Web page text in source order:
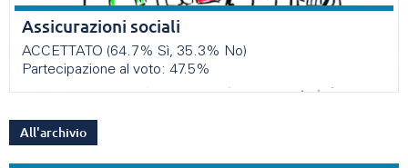
Assicurazioni sociali
ACCETTATO (64.7% Sì, 35.3% No)
Partecipazione al voto: 47.5%
All'archivio